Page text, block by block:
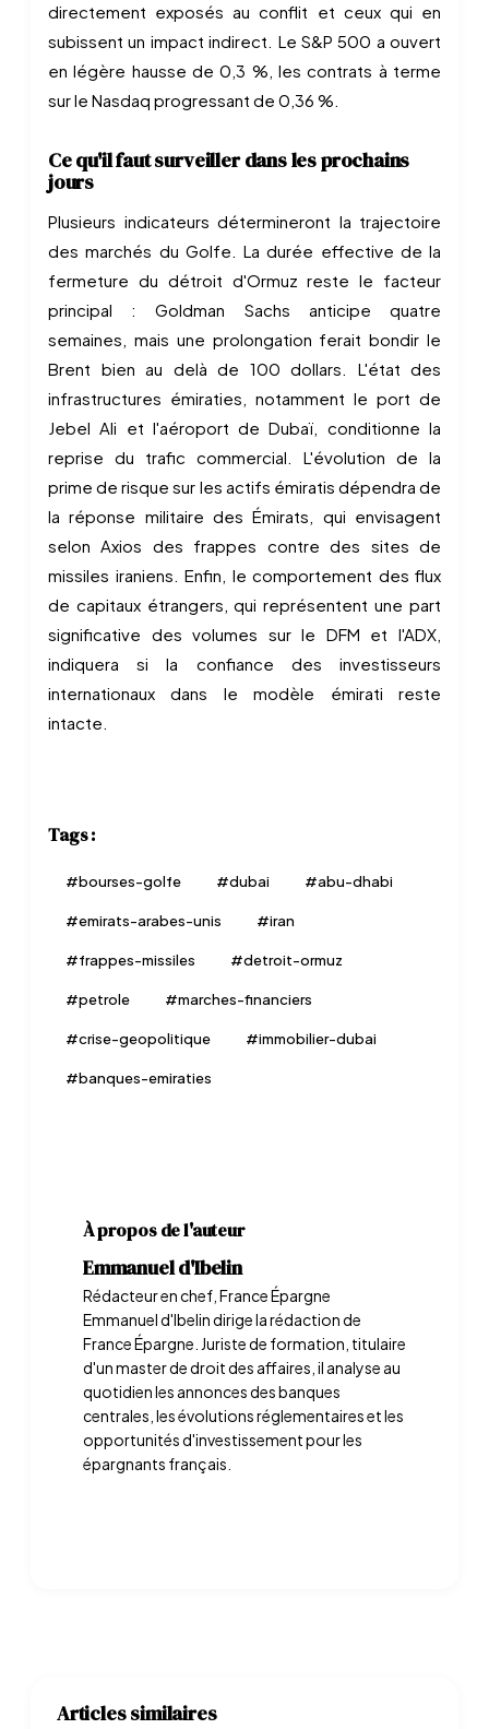
directement exposés au conflit et ceux qui en
subissent un impact indirect. Le S&P 500 a ouvert
en légère hausse de 0,3 %, les contrats à terme
sur le Nasdaq progressant de 0,36 %.
Ce qu'il faut surveiller dans les prochains
jours
Plusieurs indicateurs détermineront la trajectoire
des marchés du Golfe. La durée effective de la
fermeture du détroit d'Ormuz reste le facteur
principal : Goldman Sachs anticipe quatre
semaines, mais une prolongation ferait bondir le
Brent bien au delà de 100 dollars. L'état des
infrastructures émiraties, notamment le port de
Jebel Ali et l'aéroport de Dubaï, conditionne la
reprise du trafic commercial. L'évolution de la
prime de risque sur les actifs émiratis dépendra de
la réponse militaire des Émirats, qui envisagent
selon Axios des frappes contre des sites de
missiles iraniens. Enfin, le comportement des flux
de capitaux étrangers, qui représentent une part
significative des volumes sur le DFM et l'ADX,
indiquera si la confiance des investisseurs
internationaux dans le modèle émirati reste
intacte.
Tags :
#bourses-golfe #dubai #abu-dhabi
#emirats-arabes-unis #iran
#frappes-missiles #detroit-ormuz
#petrole #marches-financiers
#crise-geopolitique #immobilier-dubai
#banques-emiraties
À propos de l'auteur
Emmanuel d'Ibelin
Rédacteur en chef, France Épargne
Emmanuel d'Ibelin dirige la rédaction de
France Épargne. Juriste de formation, titulaire
d'un master de droit des affaires, il analyse au
quotidien les annonces des banques
centrales, les évolutions réglementaires et les
opportunités d'investissement pour les
épargnants français.
Articles similaires